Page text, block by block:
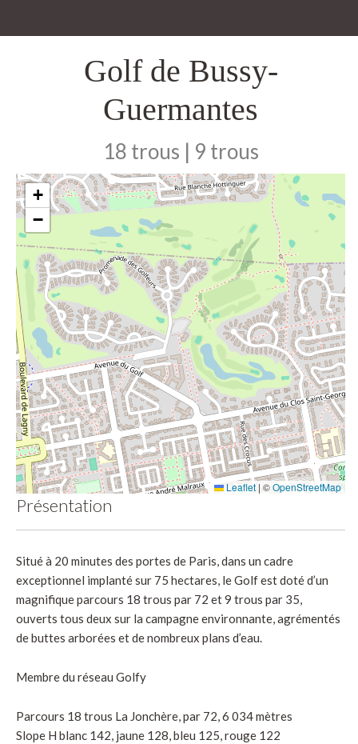
Golf de Bussy-
Guermantes
18 trous | 9 trous
+
−
Leaflet | ©OpenStreetMap
Présentation
Situé à 20 minutes des portes de Paris, dans un cadre
exceptionnel implanté sur 75 hectares, le Golf est doté d’un
magnifique parcours 18 trous par 72 et 9 trous par 35,
ouverts tous deux sur la campagne environnante, agrémentés
de buttes arborées et de nombreux plans d’eau.
Membre du réseau Golfy
Parcours 18 trous La Jonchère, par 72, 6 034 mètres
Slope H blanc 142, jaune 128, bleu 125, rouge 122